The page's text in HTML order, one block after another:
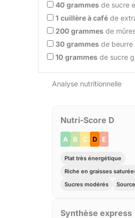
40 grammes de sucre
1 cuillère à café de
200 grammes de
30 grammes de beurre
10 grammes de sucre
Analyse nutritionnelle
Nutri-Score D
A B C D E
Plat très énergétique
Riche en graisses
Sucres modérés
Synthèse express